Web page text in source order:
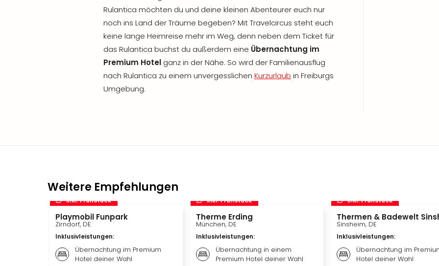
Rulantica möchten du und deine kleinen Abenteurer euch nur
noch ins Land der Träume begeben? Mit Travelcircus steht euch
keine lange Heimreise mehr im Weg, denn neben dem Ticket für
das Rulantica buchst du außerdem eine Übernachtung im
Premium Hotel ganz in der Nähe. So wird der Familienausflug
nach Rulantica zu einem unvergesslichen Kurzurlaub in Freiburgs
Umgebung.
Weitere Empfehlungen
inkl. Frühstück
Playmobil Funpark
Zirndorf, DE
Inklusivleistungen:
Übernachtung im Premium
Hotel deiner Wahl
inkl. Frühstück
Therme Erding
München, DE
Inklusivleistungen:
Übernachtung in einem
Premium Hotel deiner Wahl
inkl. Frühstück
Thermen & Badewelt
Sinsheim, DE
Inklusivleistungen:
Übernachtung im
Hotel deiner Wahl